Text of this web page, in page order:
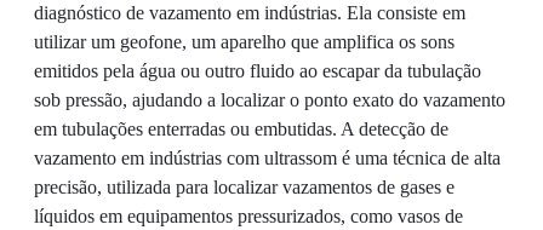
diagnóstico de vazamento em indústrias. Ela consiste em
utilizar um geofone, um aparelho que amplifica os sons
emitidos pela água ou outro fluido ao escapar da tubulação
sob pressão, ajudando a localizar o ponto exato do vazamento
em tubulações enterradas ou embutidas. A detecção de
vazamento em indústrias com ultrassom é uma técnica de alta
precisão, utilizada para localizar vazamentos de gases e
líquidos em equipamentos pressurizados, como vasos de